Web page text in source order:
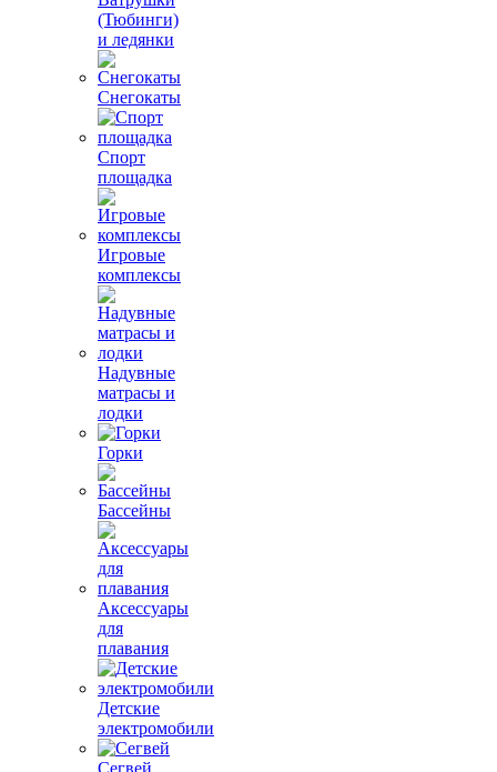
(Тюбинги)
и ледянки
Снегокаты
Спорт
площадка
Игровые
комплексы
Надувные
матрасы и
лодки
Горки
Бассейны
Аксессуары
для
плавания
Детские
электромобили
Сегвей